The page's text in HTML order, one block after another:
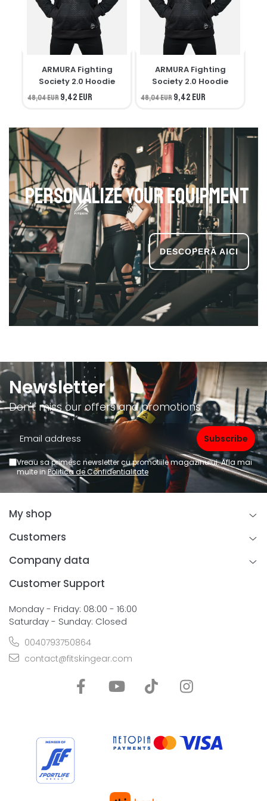
ARMURA Fighting
Society 2.0 Hoodie
48,04 EUR9,42 EUR
ARMURA Fighting
Society 2.0 Hoodie
48,04 EUR9,42 EUR
Personalize your equipment
Newsletter
Don't miss our offers and promotions
Vreau sa primesc newsletter cu promotiile magazinului. Afla mai
multe inPolitica de Confidentialitate
My shop
Customers
Company data
Customer Support
Monday - Friday: 08:00 - 16:00
Saturday - Sunday: Closed
0040793750864
contact@fitskingear.com